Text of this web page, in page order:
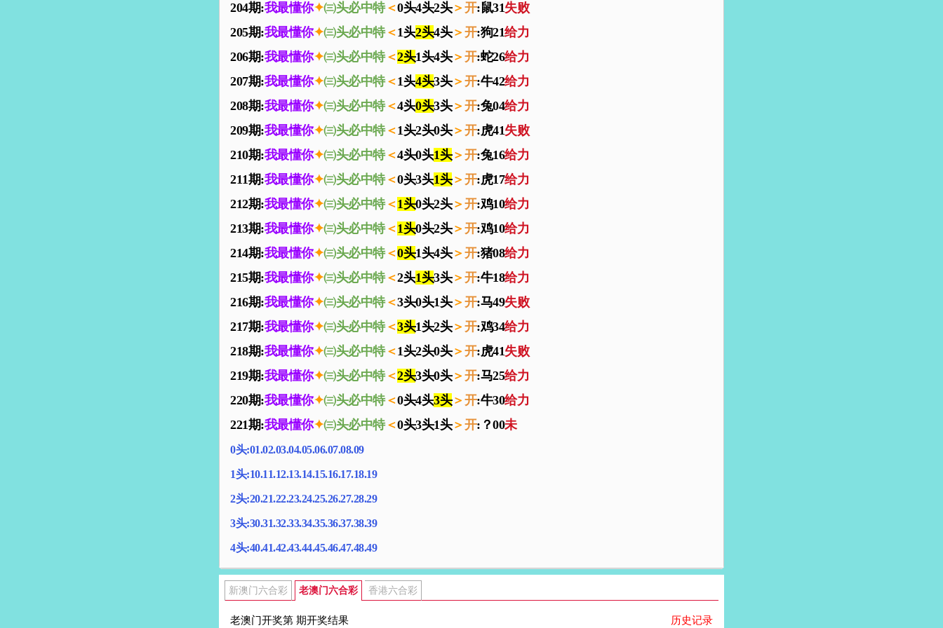
204期:我最懂你✦㈢头必中特＜0头4头2头＞开:鼠31失败
205期:我最懂你✦㈢头必中特＜1头2头4头＞开:狗21给力
206期:我最懂你✦㈢头必中特＜2头1头4头＞开:蛇26给力
207期:我最懂你✦㈢头必中特＜1头4头3头＞开:牛42给力
208期:我最懂你✦㈢头必中特＜4头0头3头＞开:兔04给力
209期:我最懂你✦㈢头必中特＜1头2头0头＞开:虎41失败
210期:我最懂你✦㈢头必中特＜4头0头1头＞开:兔16给力
211期:我最懂你✦㈢头必中特＜0头3头1头＞开:虎17给力
212期:我最懂你✦㈢头必中特＜1头0头2头＞开:鸡10给力
213期:我最懂你✦㈢头必中特＜1头0头2头＞开:鸡10给力
214期:我最懂你✦㈢头必中特＜0头1头4头＞开:猪08给力
215期:我最懂你✦㈢头必中特＜2头1头3头＞开:牛18给力
216期:我最懂你✦㈢头必中特＜3头0头1头＞开:马49失败
217期:我最懂你✦㈢头必中特＜3头1头2头＞开:鸡34给力
218期:我最懂你✦㈢头必中特＜1头2头0头＞开:虎41失败
219期:我最懂你✦㈢头必中特＜2头3头0头＞开:马25给力
220期:我最懂你✦㈢头必中特＜0头4头3头＞开:牛30给力
221期:我最懂你✦㈢头必中特＜0头3头1头＞开:？00未
0头:01.02.03.04.05.06.07.08.09
1头:10.11.12.13.14.15.16.17.18.19
2头:20.21.22.23.24.25.26.27.28.29
3头:30.31.32.33.34.35.36.37.38.39
4头:40.41.42.43.44.45.46.47.48.49